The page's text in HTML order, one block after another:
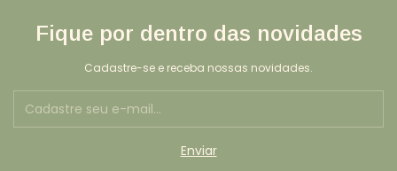
Fique por dentro das novidades
Cadastre-se e receba nossas novidades.